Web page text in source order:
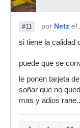
#11 por Netz el
si tiene la calidad
puede que se
le ponen tarjeta
soñar que no
mas y adios